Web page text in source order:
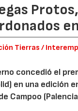
Tierras /
concedió el
en una edición
Campoo